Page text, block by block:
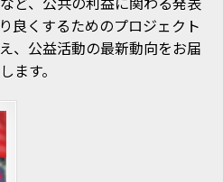
良くするためのプロジェクト
、公益活動の最新動向をお届
ます。